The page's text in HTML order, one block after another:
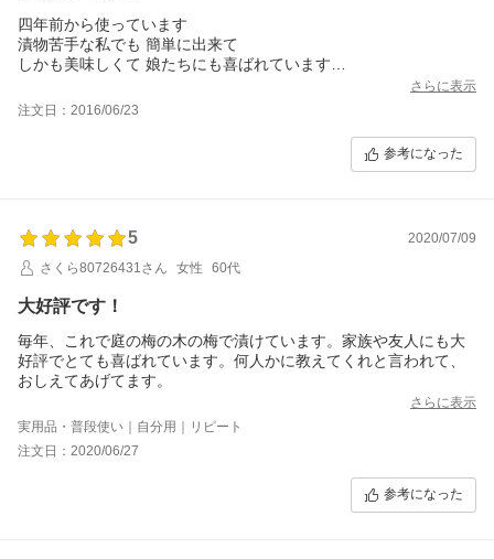
四年前から使っています
漬物苦手な私でも 簡単に出来て
しかも美味しくて 娘たちにも喜ばれています
スーパーに売っていたのですが 今年は売り切れていました
今年は漬けれないのかーと諦めていましたが ネットでやっと見つ
お値段は残念ながらスーパーよりお高いし 送料分 もったいないけ
さらに表示
注文日：2016/06/23
参考になった
5
2020/07/09
さくら80726431さん
女性 60代
大好評です！
毎年、これで庭の梅の木の梅で漬けています。家族や友人にも大
好評でとても喜ばれています。何人かに教えてくれと言われて、
おしえてあげてます。
さらに表示
実用品・普段使い｜自分用｜リピート
注文日：2020/06/27
参考になった